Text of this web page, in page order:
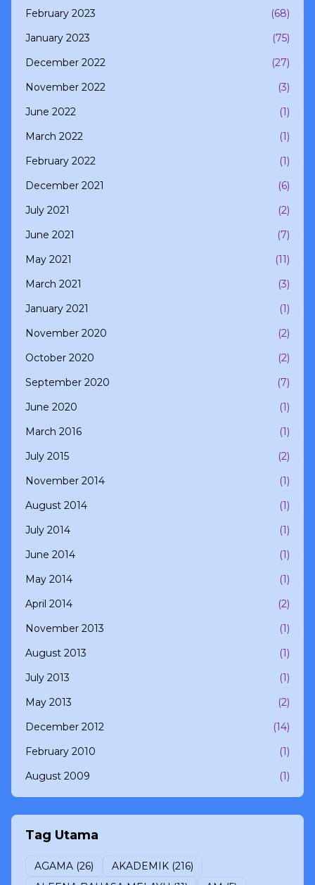
February 2023
(68)
January 2023
(75)
December 2022
(27)
November 2022
(3)
June 2022
(1)
March 2022
(1)
February 2022
(1)
December 2021
(6)
July 2021
(2)
June 2021
(7)
May 2021
(11)
March 2021
(3)
January 2021
(1)
November 2020
(2)
October 2020
(2)
September 2020
(7)
June 2020
(1)
March 2016
(1)
July 2015
(2)
November 2014
(1)
August 2014
(1)
July 2014
(1)
June 2014
(1)
May 2014
(1)
April 2014
(2)
November 2013
(1)
August 2013
(1)
July 2013
(1)
May 2013
(2)
December 2012
(14)
February 2010
(1)
August 2009
(1)
Tag Utama
AGAMA (26) AKADEMIK (216)